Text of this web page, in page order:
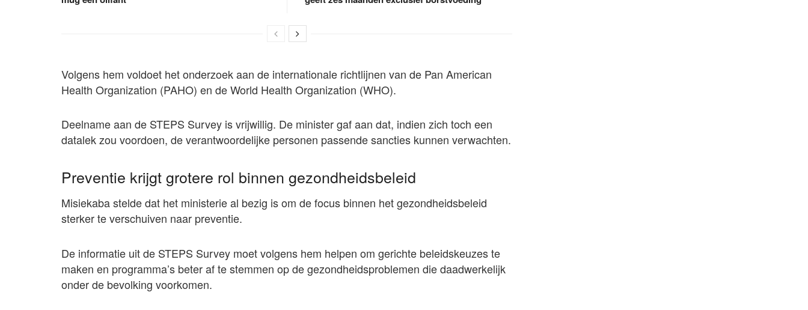
Volgens hem voldoet het onderzoek aan de internationale richtlijnen van de Pan American
Health Organization (PAHO) en de World Health Organization (WHO).
Deelname aan de STEPS Survey is vrijwillig. De minister gaf aan dat, indien zich toch een
datalek zou voordoen, de verantwoordelijke personen passende sancties kunnen verwachten.
Preventie krijgt grotere rol binnen gezondheidsbeleid
Misiekaba stelde dat het ministerie al bezig is om de focus binnen het gezondheidsbeleid
sterker te verschuiven naar preventie.
De informatie uit de STEPS Survey moet volgens hem helpen om gerichte beleidskeuzes te
maken en programma’s beter af te stemmen op de gezondheidsproblemen die daadwerkelijk
onder de bevolking voorkomen.